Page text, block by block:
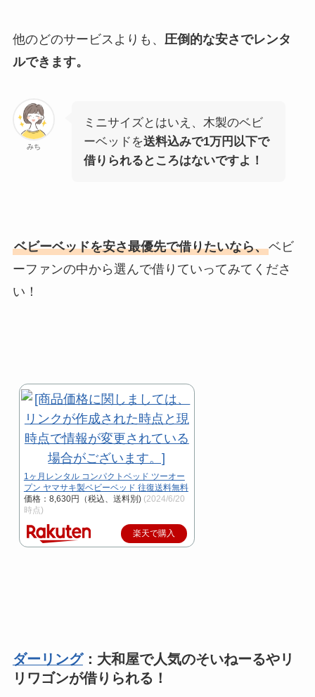
他のどのサービスよりも、 圧倒的な安さでレンタ
ルできます。
みち
ミニサイズとはいえ、木製のベビ
ーベッドを送料込みで1万円以下で
借りられるところはないですよ！
ベビーベッドを安さ最優先で借りたいなら、ベビ
ーファンの中から選んで借りていってみてくださ
い！
1ヶ月レンタル コンパクトベッド ツーオー
プン ヤマサキ製ベビーベッド 往復送料無料
価格：8,630円（税込、送料別) (2024/6/20
時点)
楽天で購入
ダーリング：大和屋で人気のそいねーるやリ
リワゴンが借りられる！